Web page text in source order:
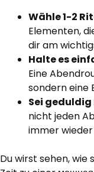
Wähle 1-2
Elementen,
dir am
Halte es
Eine
sondern eine
Sei
nicht jeden
immer
Du wirst sehen, wie